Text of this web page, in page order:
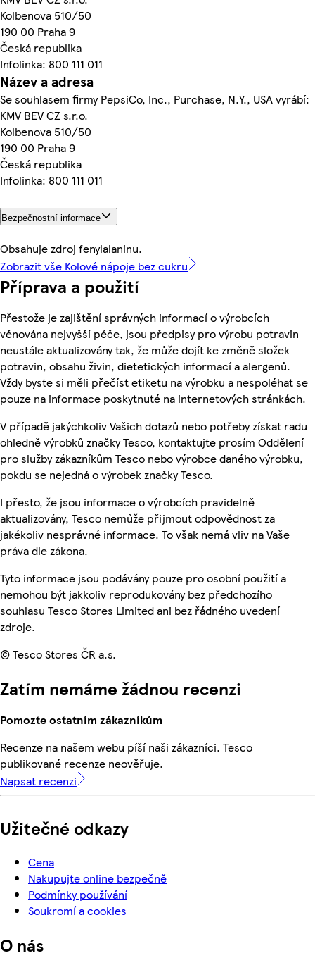
Kolbenova 510/50
190 00 Praha 9
Česká republika
Infolinka: 800 111 011
Název a adresa
Se souhlasem firmy PepsiCo, Inc., Purchase, N.Y., USA vyrábí:
KMV BEV CZ s.r.o.
Kolbenova 510/50
190 00 Praha 9
Česká republika
Infolinka: 800 111 011
Bezpečnostní informace
Obsahuje zdroj fenylalaninu.
Zobrazit vše Kolové nápoje bez cukru
Příprava a použití
Přestože je zajištění správných informací o výrobcích
věnována nejvyšší péče, jsou předpisy pro výrobu potravin
neustále aktualizovány tak, že může dojít ke změně složek
potravin, obsahu živin, dietetických informací a alergenů.
Vždy byste si měli přečíst etiketu na výrobku a nespoléhat se
pouze na informace poskytnuté na internetových stránkách.
V případě jakýchkoliv Vašich dotazů nebo potřeby získat radu
ohledně výrobků značky Tesco, kontaktujte prosím Oddělení
pro služby zákazníkům Tesco nebo výrobce daného výrobku,
pokdu se nejedná o výrobek značky Tesco.
I přesto, že jsou informace o výrobcích pravidelně
aktualizovány, Tesco nemůže přijmout odpovědnost za
jakékoliv nesprávné informace. To však nemá vliv na Vaše
práva dle zákona.
Tyto informace jsou podávány pouze pro osobní použití a
nemohou být jakkoliv reprodukovány bez předchozího
souhlasu Tesco Stores Limited ani bez řádného uvedení
zdroje.
© Tesco Stores ČR a.s.
Zatím nemáme žádnou recenzi
Pomozte ostatním zákazníkům
Recenze na našem webu píší naši zákazníci. Tesco
publikované recenze neověřuje.
Napsat recenzi
Užitečné odkazy
Cena
Nakupujte online bezpečně
Podmínky používání
Soukromí a cookies
O nás